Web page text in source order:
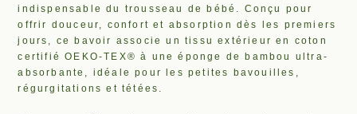
indispensable du trousseau de bébé. Conçu pour
offrir douceur, confort et absorption dès les premiers
jours, ce bavoir associe un tissu extérieur en coton
certifié OEKO-TEX® à une éponge de bambou ultra-
absorbante, idéale pour les petites bavouilles,
régurgitations et tétées.